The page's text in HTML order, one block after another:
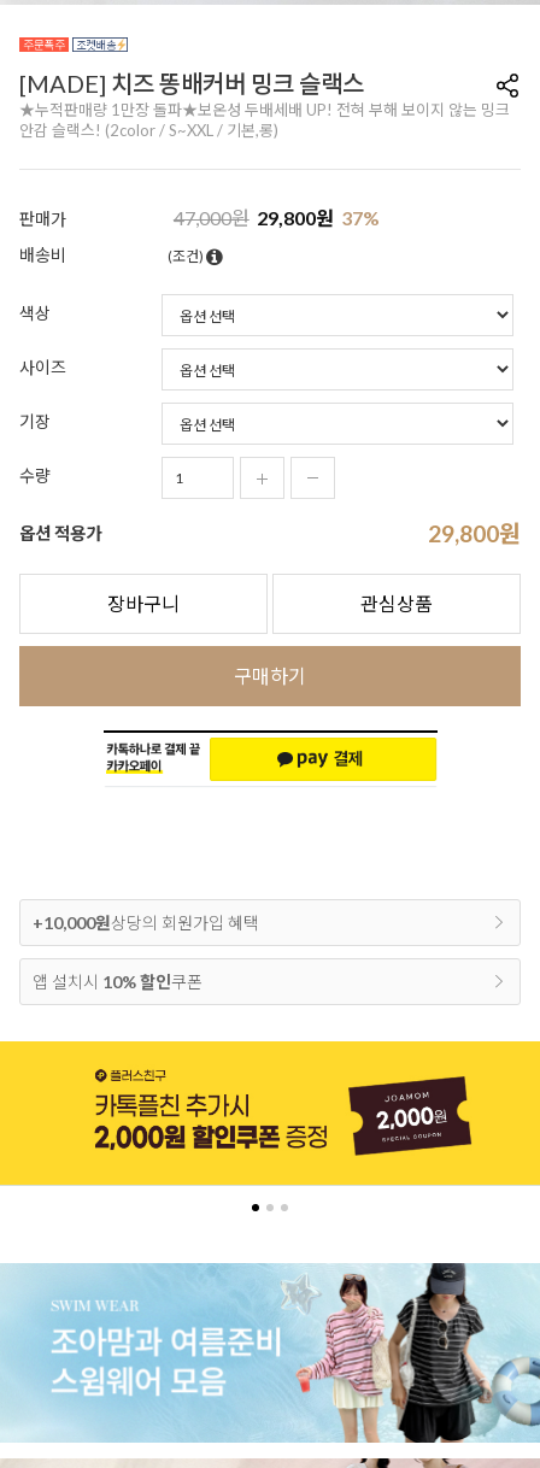
[MADE] 치즈 똥배커버 밍크 슬랙스
★누적판매량 1만장 돌파★보온성 두배세배 UP! 전혀 부해 보이지 않는 밍크
안감 슬랙스! (2color / S~XXL / 기본,롱)
판매가 47,000원 29,800원 37%
배송비 (조건)
색상
사이즈
기장
수량
옵션 적용가 29,800원
장바구니 관심상품
구매하기
+10,000원상당의 회원가입 혜택
앱 설치시 10% 할인쿠폰